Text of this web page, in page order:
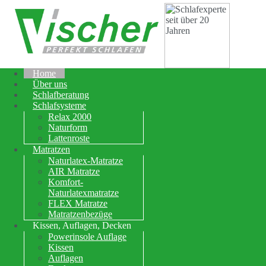
Home
Über uns
Schlafberatung
Schlafsysteme
Relax 2000
Naturform
Lattenroste
Matratzen
Naturlatex-Matratze
AIR Matratze
Komfort-
Naturlatexmatratze
FLEX Matratze
Matratzenbezüge
Kissen, Auflagen, Decken
Powerinsole Auflage
Kissen
Auflagen